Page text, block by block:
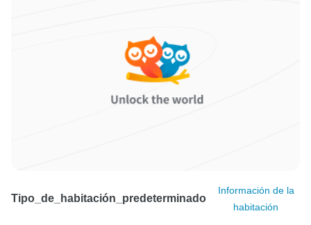
Tipo_de_habitación_predeterminado
Información de la
habitación